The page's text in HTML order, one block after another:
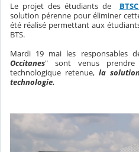
Le projet des étudiants de
solution pérenne pour éliminer
été réalisé permettant aux
BTS.
Mardi 19 mai les responsables
Occitanes" sont venus prendre
technologique retenue,la
technologie.